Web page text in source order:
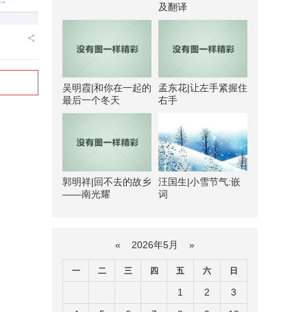
及翻译
吴明霞|和你在一起的
最后一个冬天
孟东花|让左手紧握住
右手
郭明祥|回不去的故乡
——南光耀
汪国生|小雪节气:嵌
词
« 2026年5月 »
一 二 三 四 五 六 日
1 2
3